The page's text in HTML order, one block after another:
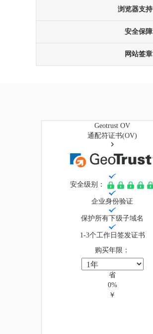
浏览器支持
安全保障
网站签章
Geotrust OV
通配符证书(OV)
安全级别：
企业身份验证
保护所有下级子域名
1-3个工作日签发证书
购买年限：
省
0%
￥